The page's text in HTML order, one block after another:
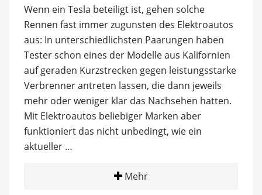
Wenn ein Tesla beteiligt ist, gehen solche
Rennen fast immer zugunsten des Elektroautos
aus: In unterschiedlichsten Paarungen haben
Tester schon eines der Modelle aus Kalifornien
auf geraden Kurzstrecken gegen leistungsstarke
Verbrenner antreten lassen, die dann jeweils
mehr oder weniger klar das Nachsehen hatten.
Mit Elektroautos beliebiger Marken aber
funktioniert das nicht unbedingt, wie ein
aktueller …
Mehr